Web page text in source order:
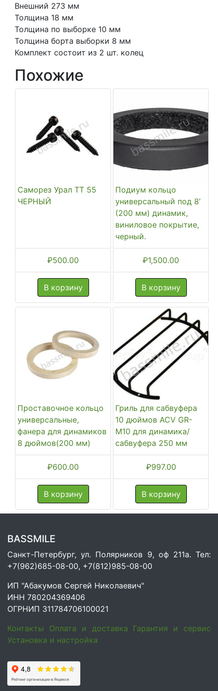
Внешний 273 мм
Толщина 18 мм
Толщина по выборке 10 мм
Толщина борта выборки 8 мм
Комплект состоит из 2 шт. колец
Похожие
Саморез Урал ТТ 55
ЧЕРНЫЙ
₽500.00
В корзину
Подиум кольцо
универсальный под 8’
(200 мм) динамик,
виниловое покрытие,
черный.
₽1,500.00
В корзину
Проставочное кольцо
универсальные,
фанера для динамиков
8 дюймов(200 мм)
₽600.00
В корзину
Гриль для сабвуфера
10 дюймов ACV GR-
M10 для динамика/
сабвуфера 250 мм
₽997.00
В корзину
BASSMILE
Санкт-Петербург, ул. Полярников 9, оф 211а. Тел:
+7(962)685-08-00, +7(812)985-08-00
ИП "Абакумов Сергей Николаевич"
ИНН 780204369406
ОГРНИП 311784706100021
Контакты
Оплата и доставка Гарантия и сервис
Установка и настройка